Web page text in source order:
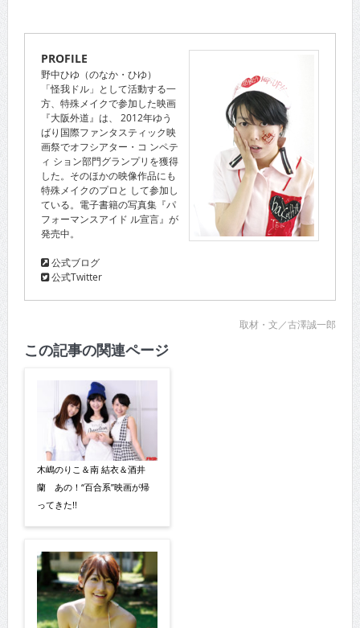
PROFILE
野中ひゆ（のなか・ひゆ）
「怪我ドル」として活動する一
方、特殊メイクで参加した映画
『大阪外道』は、 2012年ゆう
ばり国際ファンタスティック映
画祭でオフシアター・コ ンペテ
ィ ション部門グランプリを獲得
した。そのほかの映像作品にも
特殊メイクのプロと して参加し
ている。電子書籍の写真集『パ
フォーマンスアイド ル宣言』が
発売中。
公式ブログ
公式Twitter
取材・文／古澤誠一郎
この記事の関連ページ
木嶋のりこ＆南 結衣＆酒井
蘭 あの！“百合系”映画が帰
ってきた!!